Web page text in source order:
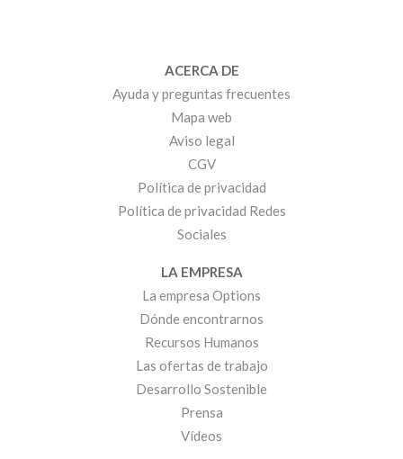
ACERCA DE
Ayuda y preguntas frecuentes
Mapa web
Aviso legal
CGV
Política de privacidad
Política de privacidad Redes
Sociales
LA EMPRESA
La empresa Options
Dónde encontrarnos
Recursos Humanos
Las ofertas de trabajo
Desarrollo Sostenible
Prensa
Vídeos